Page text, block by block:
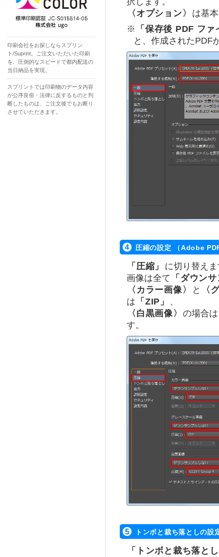
印刷会社をお探しならスプリン
ト/Suprint。ご注文いただいた印刷
を、圧倒的なスピードで都内配送の
当日納品を実現。
スプリントでは印刷物のデータ内容
が公序良俗・法律に反するものと判
断したものは、ご注文後でもお断り
させていただきます。
〈オプション〉
は基
※
「保存後 PDF フ
と、作成されたPDF
圧縮の設定 （Adobe
「圧縮」
に切り替え
画像は全て
「ダウン
〈カラー画像〉
と
〈
は 「ZIP」
、
〈白黒画像〉 の場合は
す。
トンボと裁ち落としの
「トンボと裁ち落と